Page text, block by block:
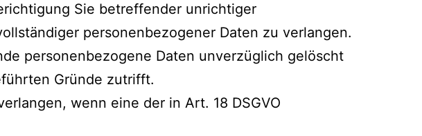
Sie betreffender unrichtiger
personenbezogener Daten zu verlangen.
personenbezogene Daten unverzüglich gelöscht
Gründe zutrifft.
wenn eine der in Art. 18 DSGVO